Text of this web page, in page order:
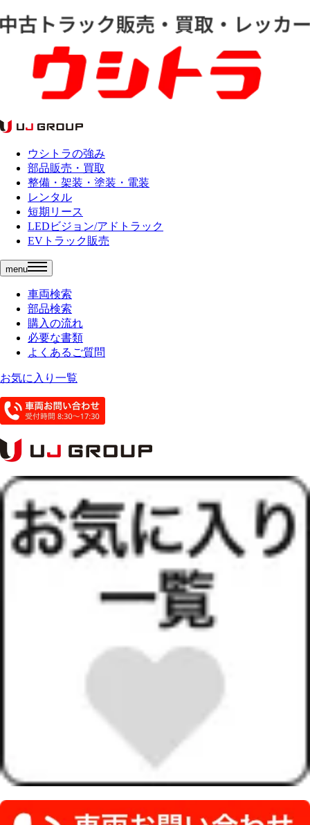
ウシトラの強み
部品販売・買取
整備・架装・塗装・電装
レンタル
短期リース
LEDビジョン/アドトラック
EVトラック販売
menu
車両検索
部品検索
購入の流れ
必要な書類
よくあるご質問
お気に入り一覧